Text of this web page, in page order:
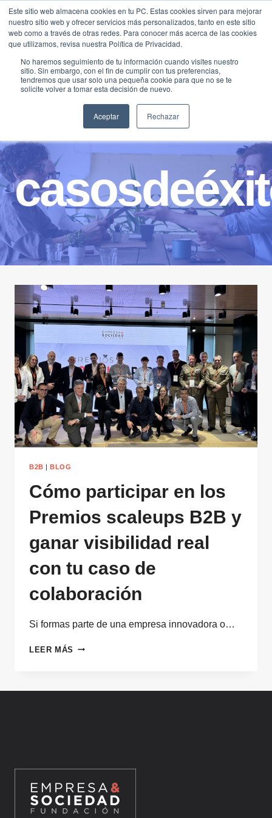
Este sitio web almacena cookies en tu PC. Estas cookies sirven para mejorar
nuestro sitio web y ofrecer servicios más personalizados, tanto en este sitio
web como a través de otras redes. Para conocer más acerca de las cookies
que utilizamos, revisa nuestra Política de Privacidad.
No haremos seguimiento de tu información cuando visites nuestro
sitio. Sin embargo, con el fin de cumplir con tus preferencias,
tendremos que usar solo una pequeña cookie para que no se te
solicite volver a tomar esta decisión de nuevo.
Aceptar Rechazar
Saltar
contenido
B2B |BLOG
Cómo participar en los
Premios scaleups B2B y
ganar visibilidad real
con tu caso de
colaboración
Si formas parte de una empresa innovadora o…
LEER MÁS CÓMO
REAL
TU
CASO
Traducir »